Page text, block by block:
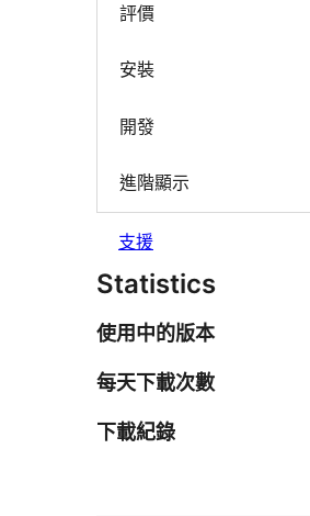
評價
安裝
開發
進階顯示
支援
Statistics
使用中的版本
每天下載次數
下載紀錄